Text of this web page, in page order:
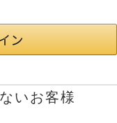
いお客様